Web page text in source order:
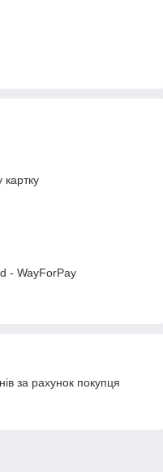
- WayForPay
за рахунок покупця